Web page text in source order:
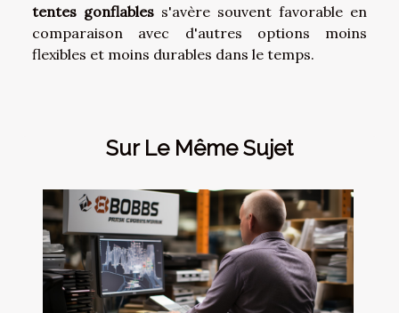
tentes gonflables s'avère souvent favorable en
comparaison avec d'autres options moins
flexibles et moins durables dans le temps.
Sur Le Même Sujet